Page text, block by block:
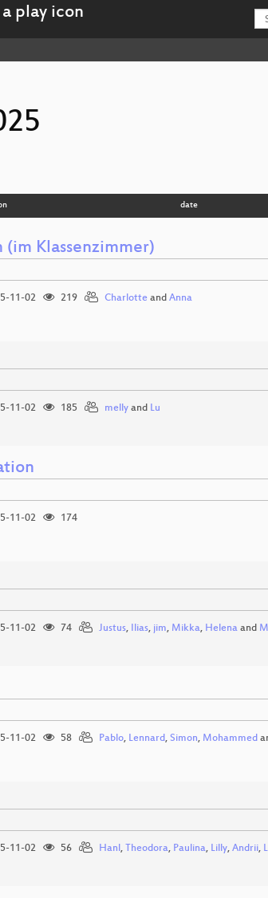
date
(im Klassenzimmer)
11-02 219 Charlotteand Anna
11-02 185 mellyand Lu
11-02 174
11-02 74 Justus, Ilias, jim, Mikka, Helenaand
11-02 58 Pablo, Lennard, Simon, Mohammed
11-02 56 Hanl, Theodora, Paulina, Lilly, Andrii,